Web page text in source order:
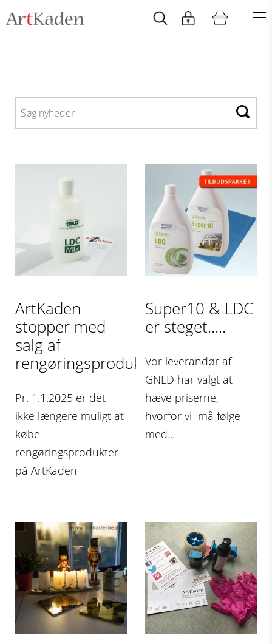
ArtKaden
stopper med
salg af
rengøringsprodukter...
Pr. 1.1.2025 er det
ikke længere muligt at
købe
rengøringsprodukter
på ArtKaden
Super10 & LDC
er steget.....
Vor leverandør af
GNLD har valgt at
hæve priserne,
hvorfor vi må følge
med...